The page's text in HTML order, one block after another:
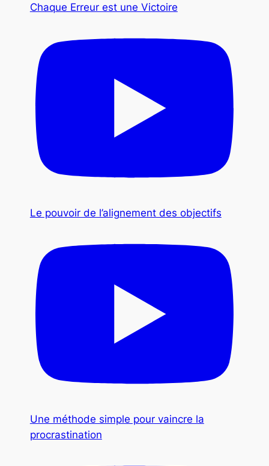
Chaque Erreur est une Victoire
Le pouvoir de l’alignement des objectifs
Une méthode simple pour vaincre la
procrastination